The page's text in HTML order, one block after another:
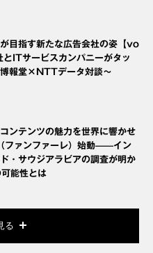
目指す新たな広告会社の姿【vo
ITサービスカンパニーがタッ
博報堂×NTTデータ対談～
ンテンツの魅力を世界に響かせ
ファンファーレ）始動——イン
ド・サウジアラビアの調査が明か
能性とは
る